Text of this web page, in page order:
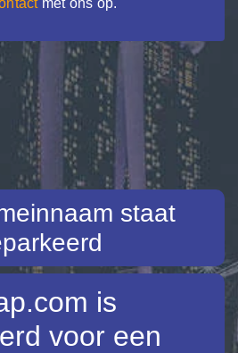
met ons op.
staat
is
voor een